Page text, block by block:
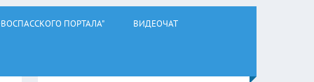
ПОРТАЛА" ВИДЕОЧАТ